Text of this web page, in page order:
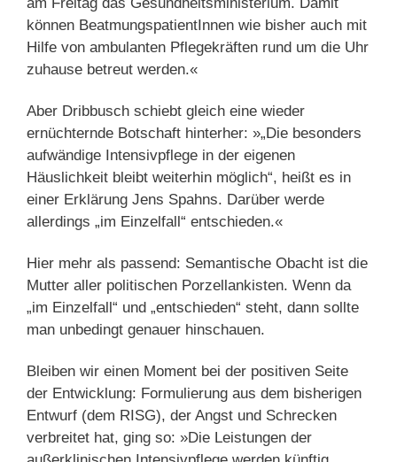
können BeatmungspatientInnen wie bisher auch mit
Hilfe von ambulanten Pflegekräften rund um die Uhr
zuhause betreut werden.«
Aber Dribbusch schiebt gleich eine wieder
ernüchternde Botschaft hinterher: »„Die besonders
aufwändige Intensivpflege in der eigenen
Häuslichkeit bleibt weiterhin möglich“, heißt es in
einer Erklärung Jens Spahns. Darüber werde
allerdings „im Einzelfall“ entschieden.«
Hier mehr als passend: Semantische Obacht ist die
Mutter aller politischen Porzellankisten. Wenn da
„im Einzelfall“ und „entschieden“ steht, dann sollte
man unbedingt genauer hinschauen.
Bleiben wir einen Moment bei der positiven Seite
der Entwicklung: Formulierung aus dem bisherigen
Entwurf (dem RISG), der Angst und Schrecken
verbreitet hat, ging so: »Die Leistungen der